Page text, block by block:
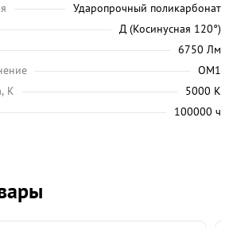
Ударопрочный поликарбонат
Д (Косинусная 120°)
6750 Лм
ОМ1
K
5000 K
100000 ч